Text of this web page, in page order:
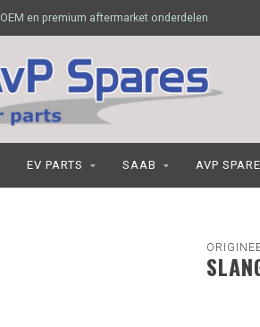
OEM en premium aftermarket onderdelen
EV PARTS SAAB AVP